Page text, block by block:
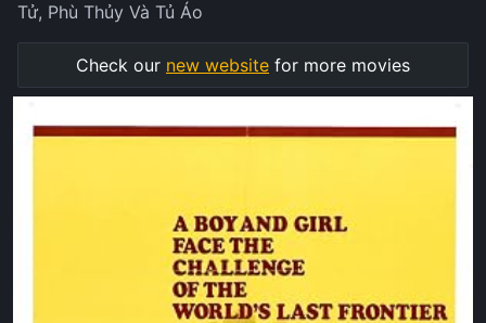
Tử, Phù Thủy Và Tủ Áo
Check our new website for more movies